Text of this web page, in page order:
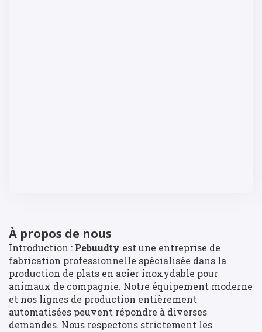
À propos de nous
Introduction : Pebuudty est une entreprise de
fabrication professionnelle spécialisée dans la
production de plats en acier inoxydable pour
animaux de compagnie. Notre équipement moderne
et nos lignes de production entièrement
automatisées peuvent répondre à diverses
demandes. Nous respectons strictement les